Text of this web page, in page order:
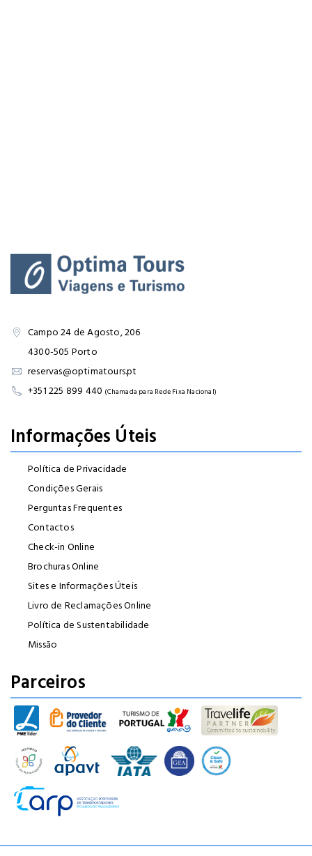
Campo 24 de Agosto, 206
4300-505 Porto
reservas@optimatours.pt
+351 225 899 440 (Chamada para Rede Fixa Nacional)
Informações Úteis
Política de Privacidade
Condições Gerais
Perguntas Frequentes
Contactos
Check-in Online
Brochuras Online
Sites e Informações Úteis
Livro de Reclamações Online
Política de Sustentabilidade
Missão
Parceiros